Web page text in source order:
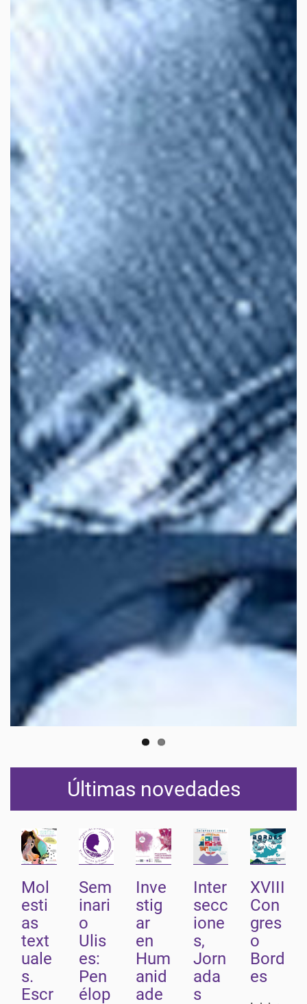
Últimas novedades
Mol
esti
as
text
uale
s.
Escr
Sem
inari
o
Ulis
es:
Pen
élop
Inve
stig
ar
en
Hum
anid
ade
Inter
secc
ione
s,
Jorn
ada
s
XVIII
Con
gres
o
Bord
es